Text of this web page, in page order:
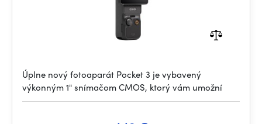
Úplne nový fotoaparát Pocket 3 je vybavený
výkonným 1" snímačom CMOS, ktorý vám umožní